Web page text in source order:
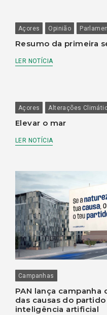
Açores Opinião
Resumo da primeira
LER NOTÍCIA
Açores Alterações
Elevar o mar
LER NOTÍCIA
Campanhas
PAN lança
das causas do
inteligência artificial